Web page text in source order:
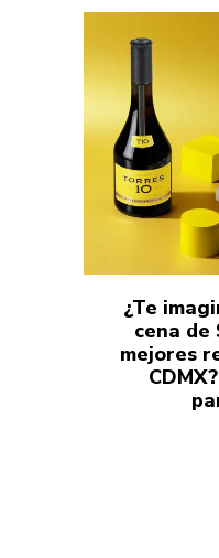
¿Te
cena de
mejores